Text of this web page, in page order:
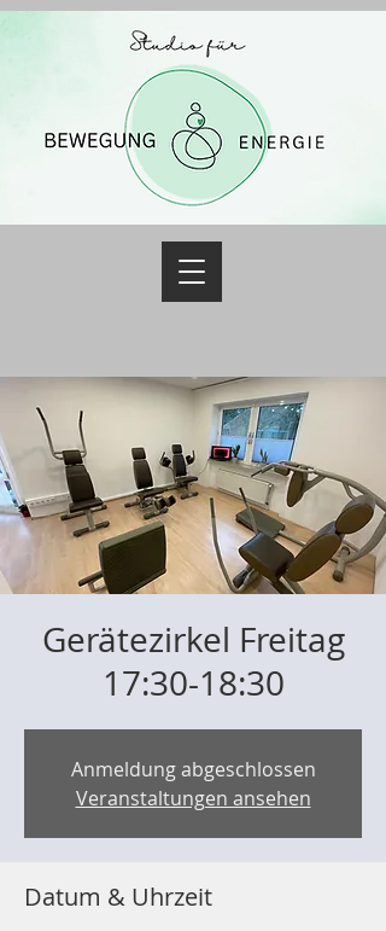
Gerätezirkel Freitag
17:30-18:30
Anmeldung abgeschlossen
Veranstaltungen ansehen
Datum & Uhrzeit